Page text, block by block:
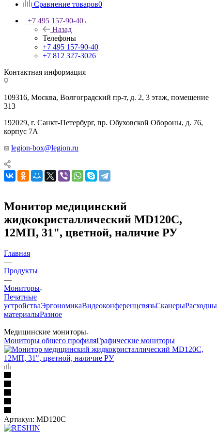
Сравнение товаров0
+7 495 157-90-40
Назад
Телефоны
+7 495 157-90-40
+7 812 327-3026
Контактная информация
109316, Москва, Волгоградский пр-т, д. 2, 3 этаж, помещение
313
192029, г. Санкт-Петербург, пр. Обуховской Обороны, д. 76,
корпус 7А
legion-box@legion.ru
Монитор медицинский
жидкокристаллический MD120C,
12МП, 31", цветной, наличие РУ
Главная
—
Продукты
—
Мониторы
Печатные
устройстваЭргономикаВидеоконференцсвязьСканеры
материалыРазное
—
Медицинские мониторы
Мониторы общего профиляГрафические мониторы
Артикул: MD120C